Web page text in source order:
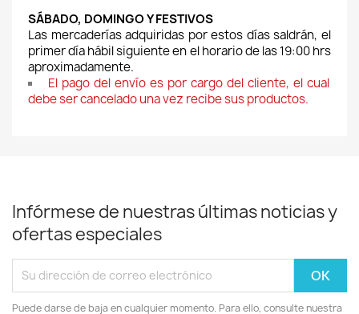
SÁBADO, DOMINGO Y FESTIVOS
Las mercaderías adquiridas por estos días saldrán, el
primer día hábil siguiente en el horario de las 19:00 hrs
aproximadamente.
El pago del envío es por cargo del cliente, el cual
debe ser cancelado una vez recibe sus productos.
Infórmese de nuestras últimas noticias y
ofertas especiales
Puede darse de baja en cualquier momento. Para ello, consulte nuestra